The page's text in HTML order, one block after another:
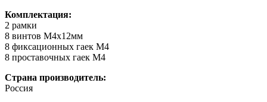
Комплектация:
2 рамки
8 винтов M4x12мм
8 фиксационных гаек M4
8 проставочных гаек М4
Страна производитель:
Россия